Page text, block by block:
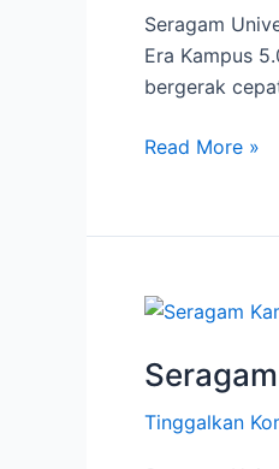
Seragam
Era Kampus
bergerak
Konveksi
di
Jakarta
Jaya
Read More »
Tinggalkan
Seragam
Berkualitas
Pabrik